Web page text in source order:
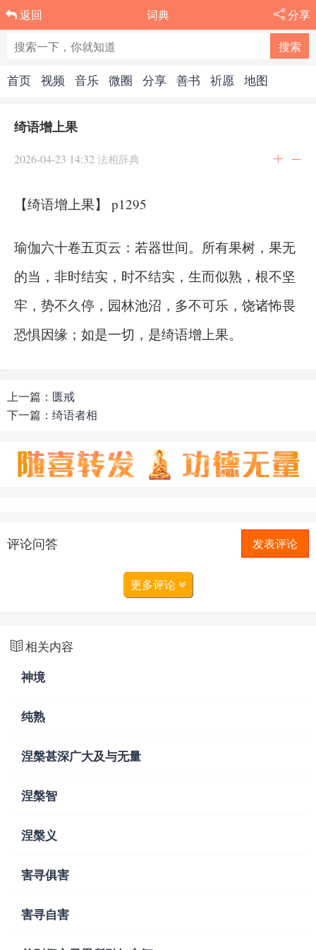
返回 词典 分享
首页 视频 音乐 微圈 分享 善书 祈愿 地图
绮语增上果
2026-04-23 14:32 法相辞典
【绮语增上果】 p1295
瑜伽六十卷五页云：若器世间。所有果树，果无
的当，非时结实，时不结实，生而似熟，根不坚
牢，势不久停，园林池沼，多不可乐，饶诸怖畏
恐惧因缘；如是一切，是绮语增上果。
上一篇： 匮戒
下一篇： 绮语者相
评论问答 发表评论
更多评论
相关内容
神境
纯熟
涅槃甚深广大及与无量
涅槃智
涅槃义
害寻俱害
害寻自害